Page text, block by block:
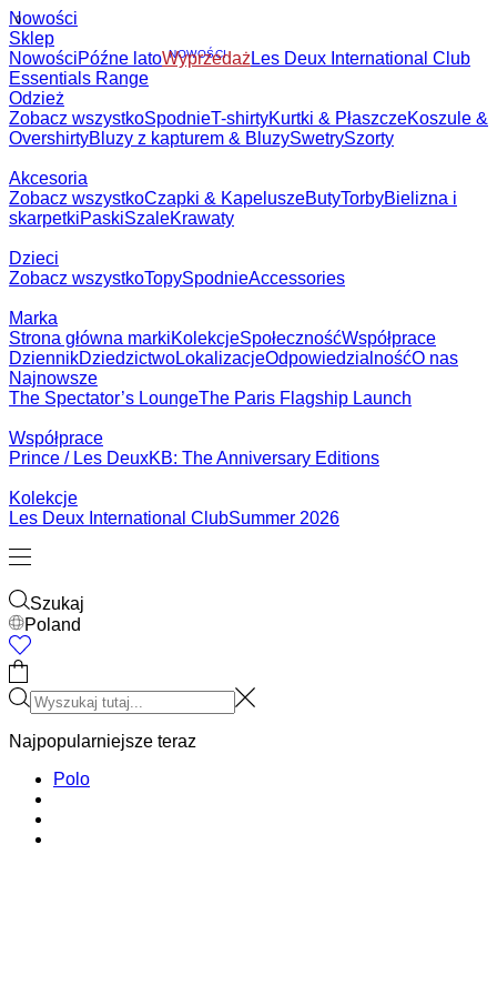
Nowości
Sklep
NowościPóźne latoNOWOŚCIWyprzedażLes Deux International
ClubEssentials Range
Odzież
Zobacz wszystkoSpodnieT-shirtyKurtki & PłaszczeKoszule &
OvershirtyBluzy z kapturem & BluzySwetrySzorty
Akcesoria
Zobacz wszystkoCzapki & KapeluszeButyTorbyBielizna i
skarpetkiPaskiSzaleKrawaty
Dzieci
Zobacz wszystkoTopySpodnieAccessories
Marka
Strona główna
markiKolekcjeSpołecznośćWspółpraceDziennikDziedzictwo
nas
Najnowsze
Współprace
Kolekcje
Szukaj
Poland
0